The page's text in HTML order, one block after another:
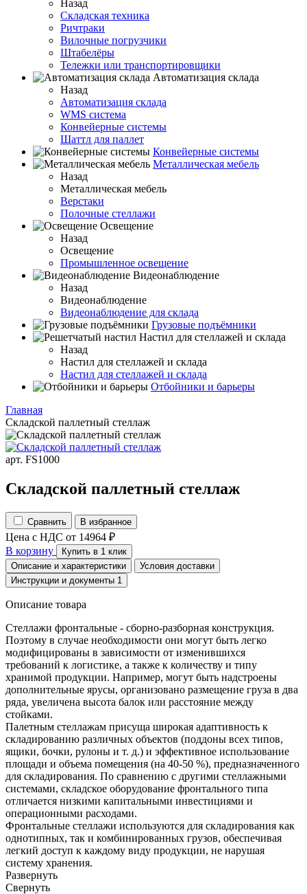
Назад
Складская техника
Ричтраки
Вилочные погрузчики
Штабелёры
Тележки или транспортировщики
Автоматизация склада
Назад
Автоматизация склада
WMS система
Конвейерные системы
Шаттл для паллет
Конвейерные системы
Металлическая мебель
Назад
Металлическая мебель
Верстаки
Полочные стеллажи
Освещение
Назад
Освещение
Промышленное освещение
Видеонаблюдение
Назад
Видеонаблюдение
Видеонаблюдение для склада
Грузовые подъёмники
Настил для стеллажей и склада
Назад
Настил для стеллажей и склада
Настил для стеллажей и склада
Отбойники и барьеры
Главная
Складской паллетный стеллаж
арт. FS1000
Складской паллетный стеллаж
Сравнить В избранное
Цена с НДС от 14964 ₽
В корзину
Купить в 1 клик
Описание и характеристики
Условия доставки
Инструкции и документы 1
Описание товара
Стеллажи фронтальные - сборно-разборная конструкция.
Поэтому в случае необходимости они могут быть легко
модифицированы в зависимости от изменившихся
требований к логистике, а также к количеству и типу
хранимой продукции. Например, могут быть надстроены
дополнительные ярусы, организовано размещение груза в два
ряда, увеличена высота балок или расстояние между
стойками.
Палетным стеллажам присуща широкая адаптивность к
складированию различных объектов (поддоны всех типов,
ящики, бочки, рулоны и т. д.) и эффективное использование
площади и объема помещения (на 40-50 %), предназначенного
для складирования. По сравнению с другими стеллажными
системами, складское оборудование фронтального типа
отличается низкими капитальными инвестициями и
операционными расходами.
Фронтальные стеллажи используются для складирования как
однотипных, так и комбинированных грузов, обеспечивая
легкий доступ к каждому виду продукции, не нарушая
систему хранения.
Развернуть
Cвернуть